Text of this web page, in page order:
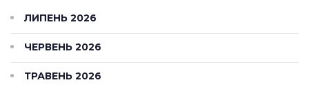
ЛИПЕНЬ 2026
ЧЕРВЕНЬ 2026
ТРАВЕНЬ 2026